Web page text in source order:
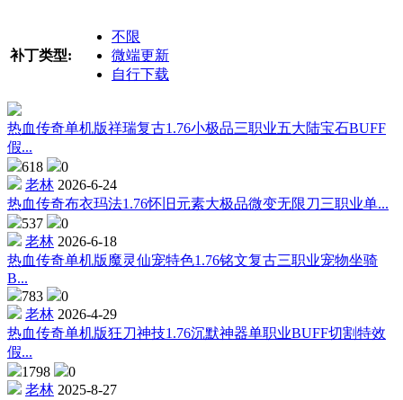
补丁类型:
不限
微端更新
自行下载
热血传奇单机版祥瑞复古1.76小极品三职业五大陆宝石BUFF
假...
618
0
老林 2026-6-24
热血传奇布衣玛法1.76怀旧元素大极品微变无限刀三职业单...
537
0
老林 2026-6-18
热血传奇单机版魔灵仙宠特色1.76铭文复古三职业宠物坐骑
B...
783
0
老林 2026-4-29
热血传奇单机版狂刀神技1.76沉默神器单职业BUFF切割特效
假...
1798
0
老林 2025-8-27